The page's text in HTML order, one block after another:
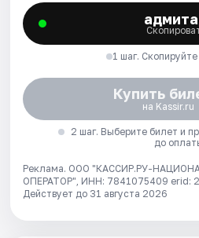
1 шаг.
Купить
на Kassir.ru
2 шаг. Выберите билет и
до
Реклама. ООО "КАССИР.РУ-
ОПЕРАТОР", ИНН: 7841075409 erid:
Действует до 31 августа 2026